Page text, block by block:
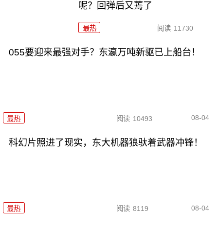
呢？回弹后又蔫了
最热 阅读 11730
055要迎来最强对手？东瀛万吨新驱已上船台！
最热 阅读 10493 08-04
科幻片照进了现实，东大机器狼驮着武器冲锋！
最热 阅读 8119 08-04